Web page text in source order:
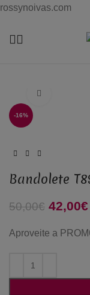
rossynoivas.com
-16%
Bandolete
50,00€ O
42,00€
Aproveite a